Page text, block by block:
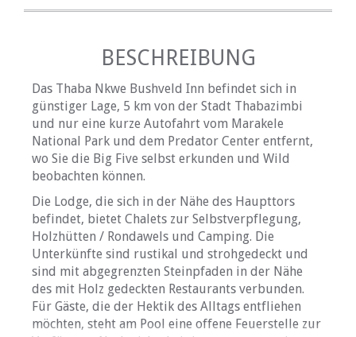
BESCHREIBUNG
Das Thaba Nkwe Bushveld Inn befindet sich in
günstiger Lage, 5 km von der Stadt Thabazimbi
und nur eine kurze Autofahrt vom Marakele
National Park und dem Predator Center entfernt,
wo Sie die Big Five selbst erkunden und Wild
beobachten können.
Die Lodge, die sich in der Nähe des Haupttors
befindet, bietet Chalets zur Selbstverpflegung,
Holzhütten / Rondawels und Camping. Die
Unterkünfte sind rustikal und strohgedeckt und
sind mit abgegrenzten Steinpfaden in der Nähe
des mit Holz gedeckten Restaurants verbunden.
Für Gäste, die der Hektik des Alltags entfliehen
möchten, steht am Pool eine offene Feuerstelle zur